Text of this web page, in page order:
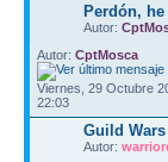
Perdón, he
Autor:
Autor: CptMosca
Viernes, 29 Octubre
22:03
Guild
Autor: